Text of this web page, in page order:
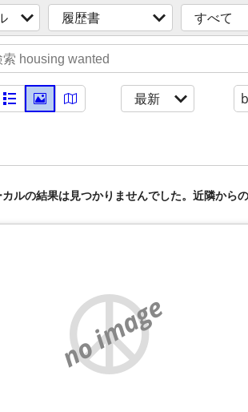
履歴書 すべて
最新
カルの結果は見つかりませんでした。近隣から
no image